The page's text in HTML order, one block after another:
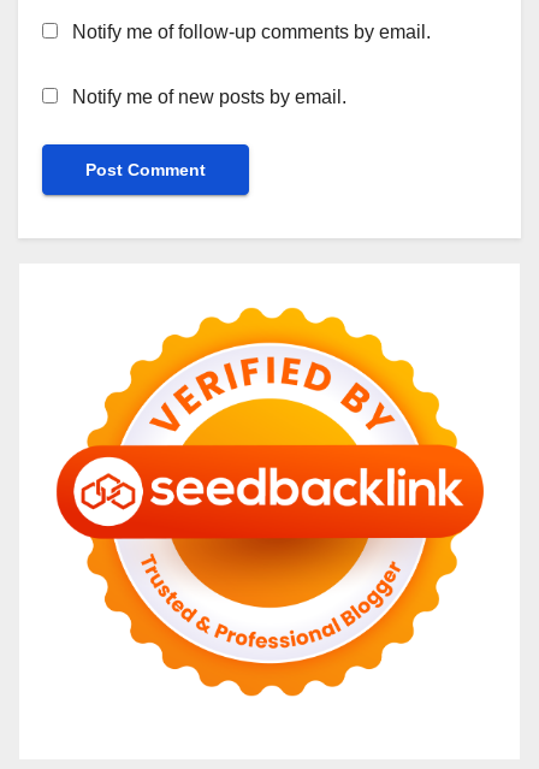
Notify me of follow-up comments by email.
Notify me of new posts by email.